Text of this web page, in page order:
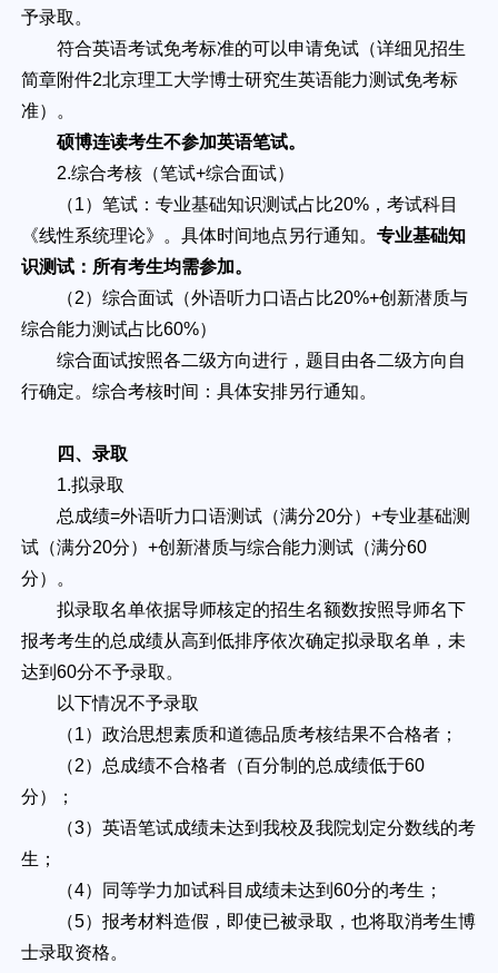
予录取。
符合英语考试免考标准的可以申请免试（详细见招生
简章附件2北京理工大学博士研究生英语能力测试免考标
准）。
硕博连读考生不参加英语笔试。
2.综合考核（笔试+综合面试）
（1）笔试：专业基础知识测试占比20%，考试科目
《线性系统理论》。具体时间地点另行通知。 专业基础知
识测试：所有考生均需参加。
（2）综合面试（外语听力口语占比20%+创新潜质与
综合能力测试占比60%）
综合面试按照各二级方向进行，题目由各二级方向自
行确定。综合考核时间：具体安排另行通知。
四、录取
1.拟录取
总成绩=外语听力口语测试（满分20分）+专业基础测
试（满分20分）+创新潜质与综合能力测试（满分60
分）。
拟录取名单依据导师核定的招生名额数按照导师名下
报考考生的总成绩从高到低排序依次确定拟录取名单，未
达到60分不予录取。
以下情况不予录取
（1）政治思想素质和道德品质考核结果不合格者；
（2）总成绩不合格者（百分制的总成绩低于60
分）；
（3）英语笔试成绩未达到我校及我院划定分数线的考
生；
（4）同等学力加试科目成绩未达到60分的考生；
（5）报考材料造假，即使已被录取，也将取消考生博
士录取资格。